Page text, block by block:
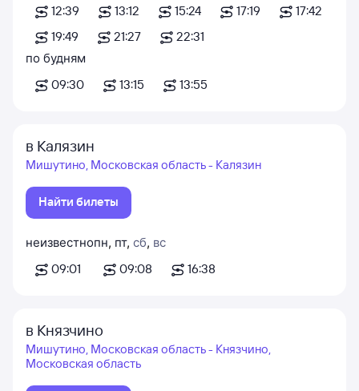
12:39 13:12 15:24 17:19
17:42
19:49
21:27
22:31
по будням
09:30
13:15 13:55
в Калязин
Мишутино, Московская область - Калязин
Найти билеты
неизвестно
09:01
пн, пт, сб, вс
09:08
16:38
в Князчино
Мишутино, Московская область - Князчино,
Московская область